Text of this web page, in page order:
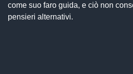
come suo faro guida, e ciò non
pensieri alternativi.